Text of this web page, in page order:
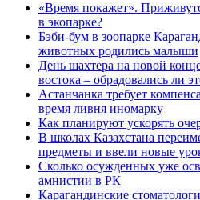
«Время покажет».
в экопарке?
Бэби-бум в зоопарке
животных родились малыши
День шахтера на новой
востока – обрадовались ли
Астанчанка требует
время ливня иномарку
Как планируют ускорять
В школах Казахстана
предметы и ввели новые
Сколько осужденных уже
амнистии в РК
Карагандинские